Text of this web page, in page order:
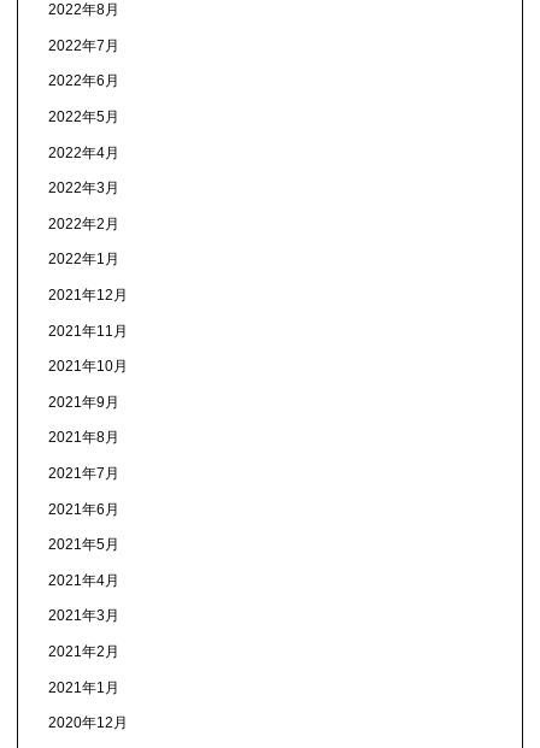
2022年8月
2022年7月
2022年6月
2022年5月
2022年4月
2022年3月
2022年2月
2022年1月
2021年12月
2021年11月
2021年10月
2021年9月
2021年8月
2021年7月
2021年6月
2021年5月
2021年4月
2021年3月
2021年2月
2021年1月
2020年12月